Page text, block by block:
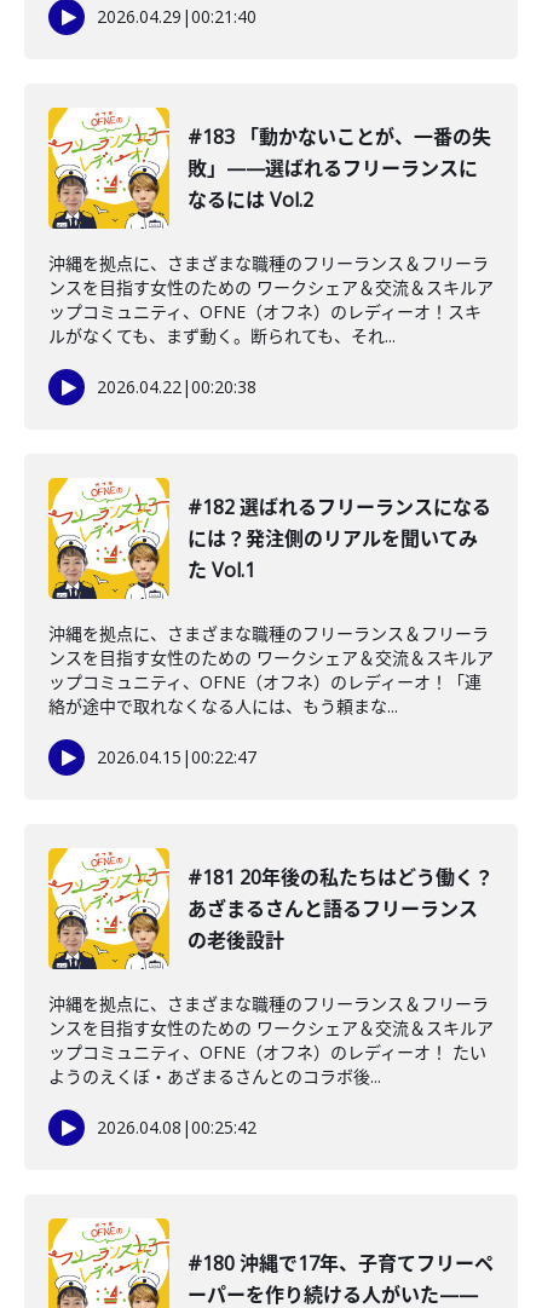
2026.04.29 |00:21:40
#183 「動かないことが、一番の失
敗」——選ばれるフリーランスに
なるには Vol.2
沖縄を拠点に、さまざまな職種のフリーランス＆フリーラ
ンスを目指す女性のための ワークシェア＆交流＆スキルア
ップコミュニティ、OFNE（オフネ）のレディーオ！スキ
ルがなくても、まず動く。断られても、それ...
2026.04.22|00:20:38
#182 選ばれるフリーランスになる
には？発注側のリアルを聞いてみ
た Vol.1
沖縄を拠点に、さまざまな職種のフリーランス＆フリーラ
ンスを目指す女性のための ワークシェア＆交流＆スキルア
ップコミュニティ、OFNE（オフネ）のレディーオ！「連
絡が途中で取れなくなる人には、もう頼まな...
2026.04.15 |00:22:47
#181 20年後の私たちはどう働く？
あざまるさんと語るフリーランス
の老後設計
沖縄を拠点に、さまざまな職種のフリーランス＆フリーラ
ンスを目指す女性のための ワークシェア＆交流＆スキルア
ップコミュニティ、OFNE（オフネ）のレディーオ！ たい
ようのえくぼ・あざまるさんとのコラボ後...
2026.04.08 |00:25:42
#180 沖縄で17年、子育てフリーペ
ーパーを作り続ける人がいた——